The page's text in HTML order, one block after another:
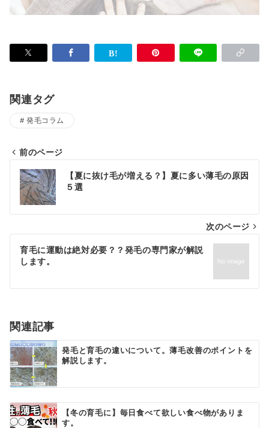
関連タグ
発毛コラム
投
稿
ナ
ビ
ゲ
シ
ン
前のページ
【夏に抜け毛が増える？】夏に多い薄毛の原因
５選
次のページ
育毛に運動は絶対必要？？発毛の専門家が解説
します。
関連記事
発毛と育毛の違いについて。薄毛改善のポイントを
解説します。
【冬の育毛に】毎日食べて欲しい食べ物がありま
す。